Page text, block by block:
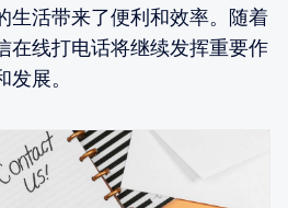
生活带来了便利和效率。随着
在线打电话将继续发挥重要作
展。